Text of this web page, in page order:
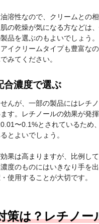
溶性なので、クリームとの
の乾燥が気になる方などは
品を選ぶのもよいでしょう
イクリームタイプも豊富な
みてください。
合濃度で選ぶ
んが、一部の製品にはレチ
す。レチノールの効果が発
〜0.1%とされているため
とよいでしょう。
果は高まりますが、比例し
度のものにはいきなり手を
使用することが大切です。
策は？レチノー